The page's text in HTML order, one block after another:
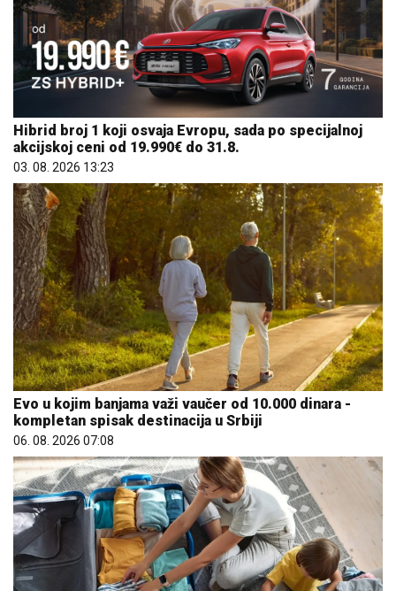
Hibrid broj 1 koji osvaja Evropu, sada po specijalnoj
akcijskoj ceni od 19.990€ do 31.8.
03. 08. 2026 13:23
Evo u kojim banjama važi vaučer od 10.000 dinara -
kompletan spisak destinacija u Srbiji
06. 08. 2026 07:08